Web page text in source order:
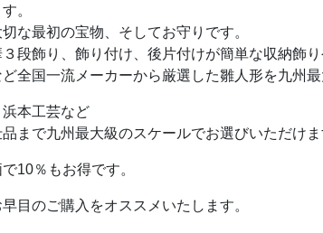
。
な最初の宝物、そしてお守りです。
段飾り、飾り付け、後片付けが簡単な収納飾り
全国一流メーカーから厳選した雛人形を九州
本工芸など
まで九州最大級のスケールでお選びいただけま
10％もお得です。
目のご購入をオススメいたします。